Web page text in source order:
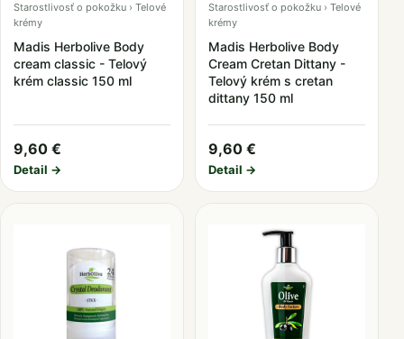
Starostlivosť o pokožku › Telové
krémy
Madis Herbolive Body
cream classic - Telový
krém classic 150 ml
9,60 €
Detail →
Starostlivosť o pokožku › Telové
krémy
Madis Herbolive Body
Cream Cretan Dittany -
Telový krém s cretan
dittany 150 ml
9,60 €
Detail →